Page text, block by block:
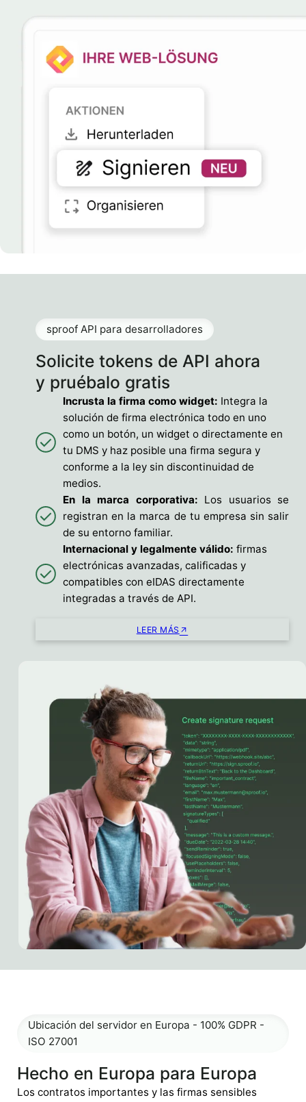
Solicite tokens de API ahora
y pruébalo gratis
sproof API para desarrolladores
Incrusta la firma como widget: Integra la
solución de firma electrónica todo en uno
como un botón, un widget o directamente en
tu DMS y haz posible una firma segura y
conforme a la ley sin discontinuidad de
medios.
En la marca corporativa: Los usuarios se
registran en la marca de tu empresa sin salir
de su entorno familiar.
Internacional y legalmente válido: firmas
electrónicas avanzadas, calificadas y
compatibles con eIDAS directamente
integradas a través de API.
LEER MÁS
Hecho en Europa para Europa
Ubicación del servidor en Europa - 100% GDPR -
ISO 27001
Los contratos importantes y las firmas sensibles